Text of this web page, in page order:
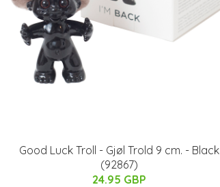
Good Luck Troll - Gjøl Trold 9 cm. - Black
(92867)
24.95 GBP